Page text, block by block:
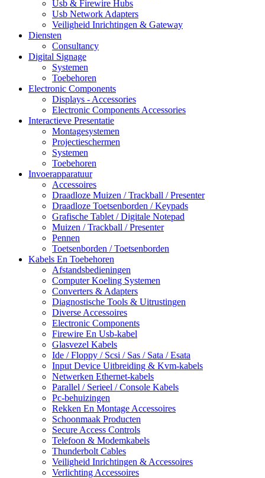
Usb & Firewire Hubs
Usb Network Adapters
Veiligheid Inrichtingen & Gateway
Diensten
Consultancy
Digital Signage
Systemen
Toebehoren
Electronic Components
Displays - Accessories
Electronic Components Accessories
Interactieve Presentatie
Montagesystemen
Projectieschermen
Systemen
Toebehoren
Invoerapparatuur
Accessoires
Draadloze Muizen / Trackball / Presenter
Draadloze Toetsenborden / Keypads
Grafische Tablet / Digitale Notepad
Muizen / Trackball / Presenter
Pennen
Toetsenborden / Toetsenborden
Kabels En Toebehoren
Afstandsbedieningen
Computer Koeling Systemen
Converters & Adapters
Diagnostische Tools & Uitrustingen
Diverse Accessoires
Electronic Components
Firewire En Usb-kabel
Glasvezel Kabels
Ide / Floppy / Scsi / Sas / Sata / Esata
Input Device Uitbreiding & Kvm-kabels
Netwerken Ethernet-kabels
Parallel / Serieel / Console Kabels
Pc-behuizingen
Rekken En Montage Accessoires
Schoonmaak Producten
Secure Access Controls
Telefoon & Modemkabels
Thunderbolt Cables
Veiligheid Inrichtingen & Accessoires
Verlichting Accessoires